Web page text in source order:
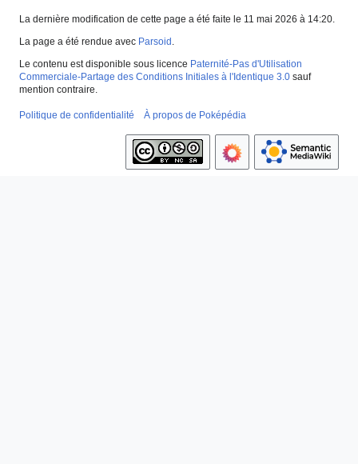
La dernière modification de cette page a été faite le 11 mai 2026 à 14:20.
La page a été rendue avec Parsoid
Le contenu est disponible sous licence Paternité-Pas d'Utilisation
Commerciale-Partage des Conditions Initiales à l'Identique 3.0 sauf
mention contraire.
Politique de confidentialité À propos de Poképédia